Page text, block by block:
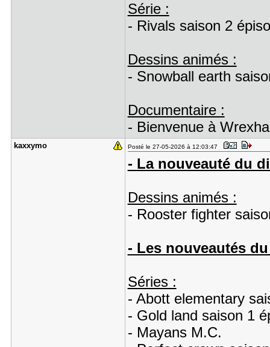
Série :
- Rivals saison 2
Dessins animés :
- Snowball earth
Documentaire :
- Bienvenue à
kaxxymo Posté le 27-05-2026 à 12:03:47
- La nouveauté du
Dessins animés :
- Rooster fighter
- Les nouveautés
Séries :
- Abott elementary
- Gold land saison 1
- Mayans M.C.